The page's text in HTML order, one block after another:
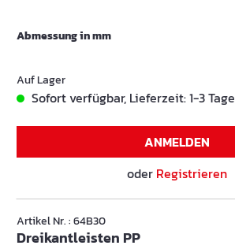
Abmessung in mm
Auf Lager
Sofort verfügbar, Lieferzeit: 1-3 Tage
ANMELDEN
oder Registrieren
Artikel Nr. : 64B30
Dreikantleisten PP